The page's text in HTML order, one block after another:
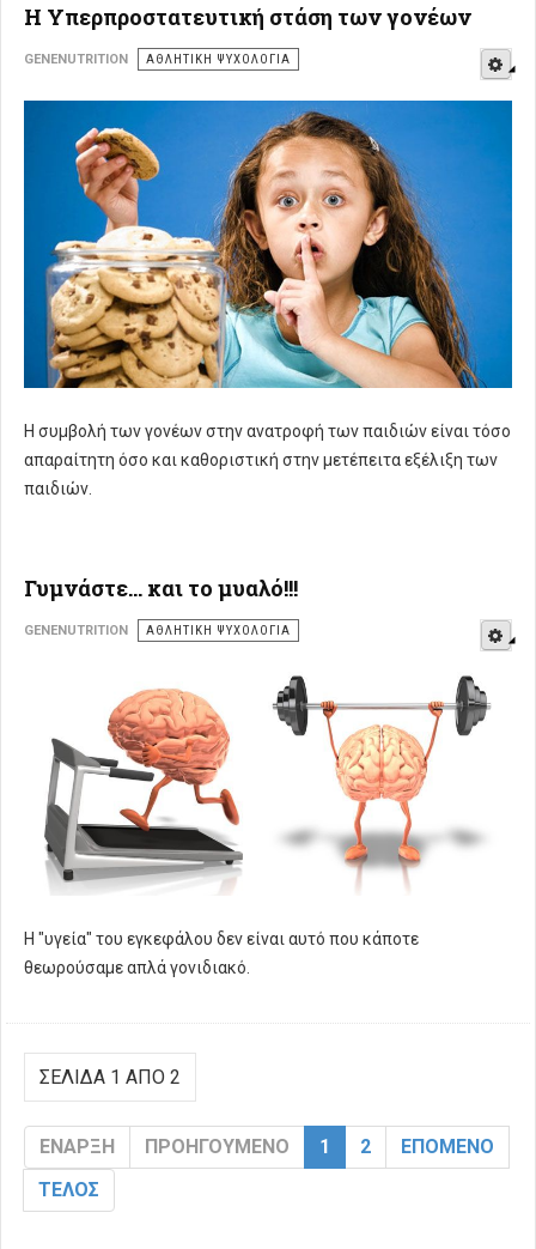
Η Υπερπροστατευτική στάση των γονέων
GENENUTRITION ΑΘΛΗΤΙΚΉ ΨΥΧΟΛΟΓΊΑ
Η συμβολή των γονέων στην ανατροφή των παιδιών είναι τόσο
απαραίτητη όσο και καθοριστική στην μετέπειτα εξέλιξη των
παιδιών.
Γυμνάστε… και το μυαλό!!!
GENENUTRITION ΑΘΛΗΤΙΚΉ ΨΥΧΟΛΟΓΊΑ
Η "υγεία" του εγκεφάλου δεν είναι αυτό που κάποτε
θεωρούσαμε απλά γονιδιακό.
ΣΕΛΊΔΑ 1 ΑΠΌ 2
ΈΝΑΡΞΗ ΠΡΟΗΓΟΎΜΕΝΟ 1 2
ΕΠΌΜΕΝΟ
ΤΈΛΟΣ